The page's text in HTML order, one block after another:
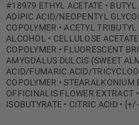
#18979 ETHYL ACETATE • BUTYL
ADIPIC ACID/NEOPENTYL
COPOLYMER • ACETYL
ALCOHOL • CELLULOSE
COPOLYMER • FLUORESCENT
AMYGDALUS DULCIS (SWEET
ACID/FUMARIC ACID/
COPOLYMER • STEARALKONIUM
OFFICINALIS FLOWER EXTRACT
ISOBUTYRATE • CITRIC ACID •